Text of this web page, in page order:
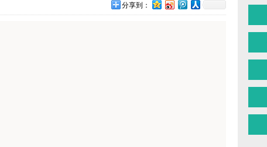
分享到：